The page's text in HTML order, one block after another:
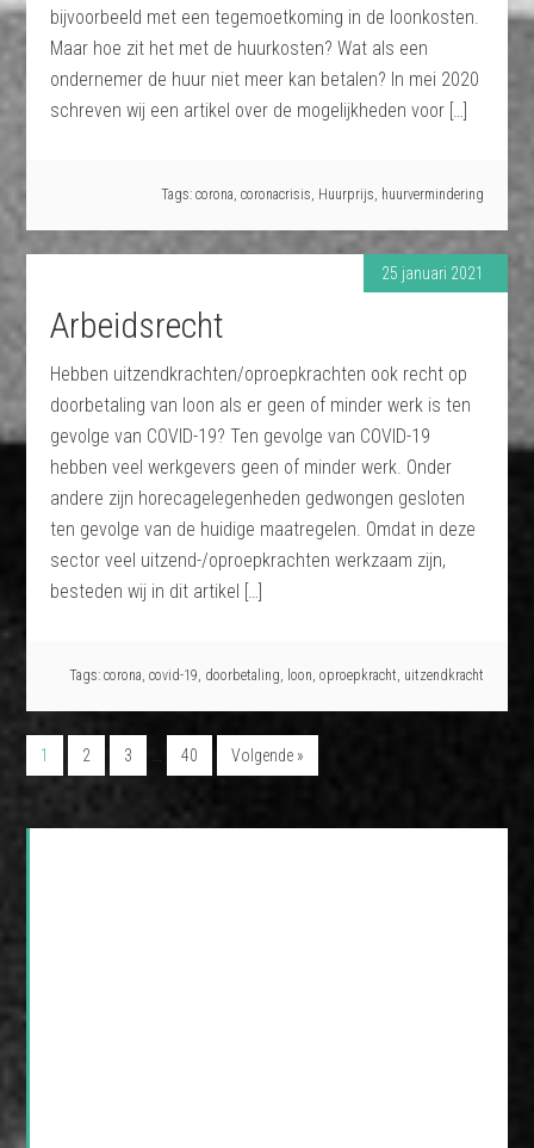
bijvoorbeeld met een tegemoetkoming in de loonkosten.
Maar hoe zit het met de huurkosten? Wat als een
ondernemer de huur niet meer kan betalen? In mei 2020
schreven wij een artikel over de mogelijkheden voor […]
Tags: corona, coronacrisis, Huurprijs, huurvermindering
25 januari 2021
Arbeidsrecht
Hebben uitzendkrachten/oproepkrachten ook recht op
doorbetaling van loon als er geen of minder werk is ten
gevolge van COVID-19? Ten gevolge van COVID-19
hebben veel werkgevers geen of minder werk. Onder
andere zijn horecagelegenheden gedwongen gesloten
ten gevolge van de huidige maatregelen. Omdat in deze
sector veel uitzend-/oproepkrachten werkzaam zijn,
besteden wij in dit artikel […]
Tags: corona, covid-19, doorbetaling, loon, oproepkracht, uitzendkracht
1 2 3 … 40 Volgende »